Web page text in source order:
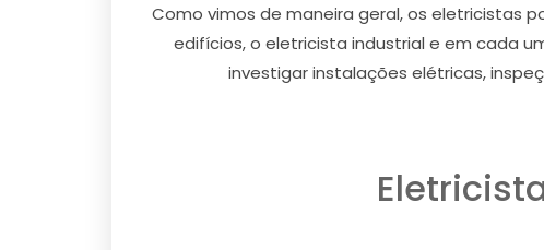
Como vimos de maneira geral, os eletricistas
edifícios, o eletricista industrial e em cada
investigar instalações elétricas,